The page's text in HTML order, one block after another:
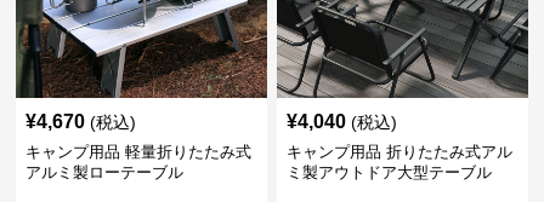
¥4,670 (税込)
キャンプ用品 軽量折りたたみ式
アルミ製ローテーブル
¥4,040 (税込)
キャンプ用品 折りたたみ式アル
ミ製アウトドア大型テーブル